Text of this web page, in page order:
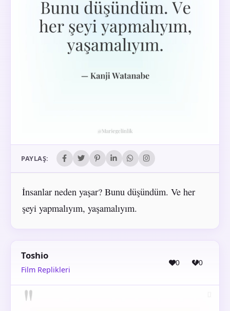
PAYLAŞ:
İnsanlar neden yaşar? Bunu düşündüm. Ve her
şeyi yapmalıyım, yaşamalıyım.
Toshio
Film Replikleri
0 0